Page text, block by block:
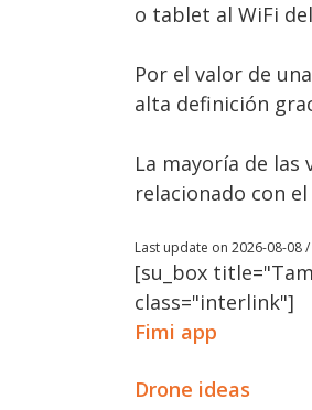
o tablet al WiFi
Por el valor de
alta definición
La mayoría de
relacionado con
Last update on 2026-08-08
[su_box
class="interlink"]
Fimi app
Drone ideas